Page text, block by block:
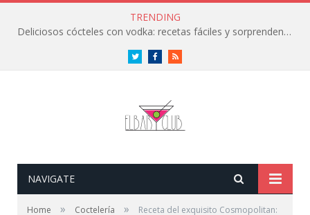
TRENDING
Deliciosos cócteles con vodka: recetas fáciles y sorprendentes
TwitterFacebookRSS
NAVIGATE
Home » Coctelería »
Receta del exquisito Cosmopolitan: